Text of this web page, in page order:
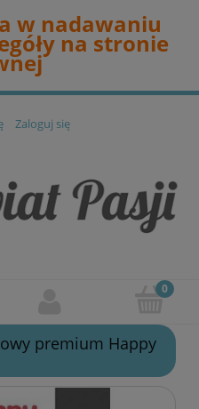
w nadawaniu
na stronie
Zaloguj się
premium Happy